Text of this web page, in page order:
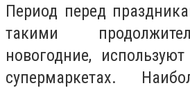
Период перед
такими
новогодние,
супермаркетах.